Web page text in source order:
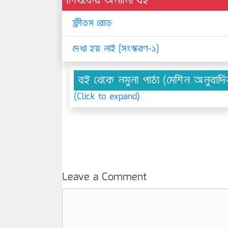
ফ্রীডম রোড
দেখা হয় নাই [সংস্করণ-১]
বই থেকে নমুনা পাঠ্য (মেশিন
(Click to expand)
Leave a Comment